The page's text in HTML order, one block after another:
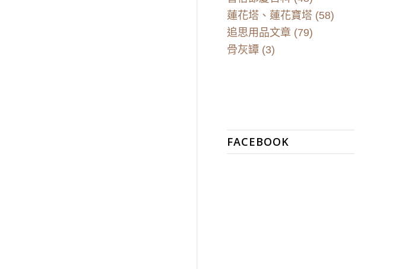
蓮花塔、蓮花寶塔 (58)
追思用品文章 (79)
骨灰罈(3)
FACEBOOK